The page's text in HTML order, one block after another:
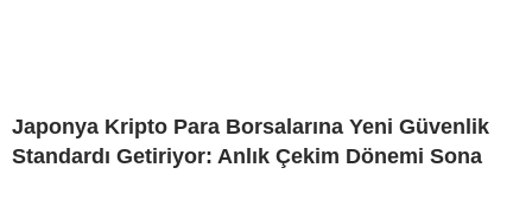
Japonya Kripto Para Borsalarına Yeni Güvenlik
Standardı Getiriyor: Anlık Çekim Dönemi Sona